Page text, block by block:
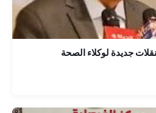
جديدة لوكلاء الصحة